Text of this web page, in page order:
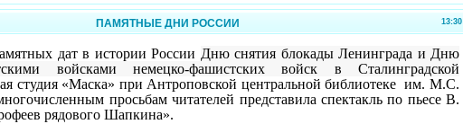
13:30
ПАМЯТНЫЕ ДНИ РОССИИ
дат в истории России Дню снятия блокады Ленинграда и Дню
войсками немецко-фашистских войск в Сталинградской
студия «Маска» при Антроповской центральной библиотеке им. М.С.
просьбам читателей представила спектакль по пьесе В.
рядового Шапкина».